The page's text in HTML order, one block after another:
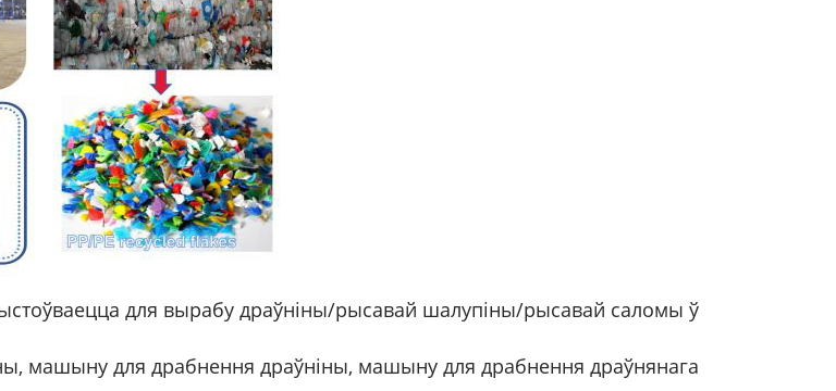
для вырабу драўніны/рысавай шалупіны/рысавай саломы ў
машыну для драбнення драўніны, машыну для драбнення драўнянага